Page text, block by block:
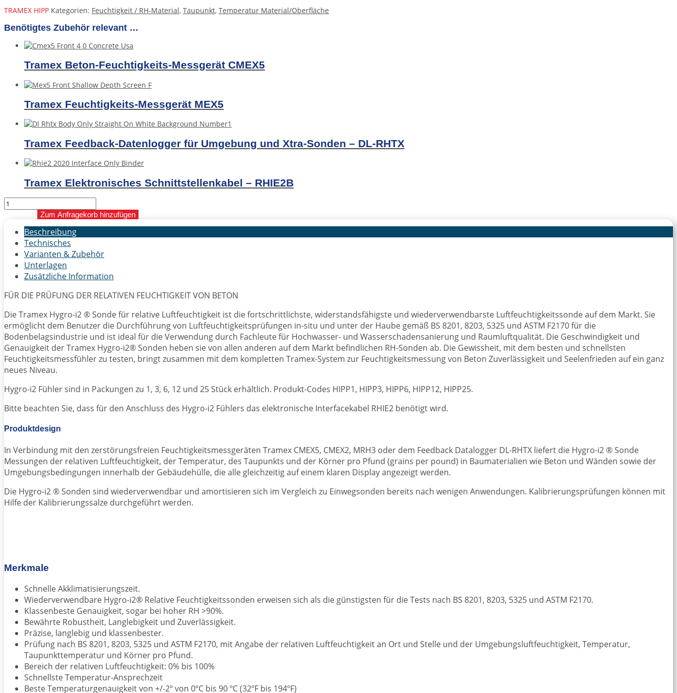
TRAMEX HIPP Kategorien: Feuchtigkeit / RH-Material, Taupunkt, Temperatur Material/Oberfläche
Benötigtes Zubehör relevant …
Tramex Beton-Feuchtigkeits-Messgerät CMEX5
Tramex Feuchtigkeits-Messgerät MEX5
Tramex Feedback-Datenlogger für Umgebung und Xtra-Sonden – DL-RHTX
Tramex Elektronisches Schnittstellenkabel – RHIE2B
Tramex
RH-
Hygro-
i2®
HIPP
Menge
Zum Anfragekorb hinzufügen
Beschreibung
Technisches
Varianten & Zubehör
Unterlagen
Zusätzliche Information
FÜR DIE PRÜFUNG DER RELATIVEN FEUCHTIGKEIT VON BETON
Die Tramex Hygro-i2 ® Sonde für relative Luftfeuchtigkeit ist die fortschrittlichste, widerstandsfähigste und wiederverwendbarste Luftfeuchtigkeitssonde auf dem Markt. Sie
ermöglicht dem Benutzer die Durchführung von Luftfeuchtigkeitsprüfungen in-situ und unter der Haube gemäß BS 8201, 8203, 5325 und ASTM F2170 für die
Bodenbelagsindustrie und ist ideal für die Verwendung durch Fachleute für Hochwasser- und Wasserschadensanierung und Raumluftqualität. Die Geschwindigkeit und
Genauigkeit der Tramex Hygro-i2® Sonden heben sie von allen anderen auf dem Markt befindlichen RH-Sonden ab. Die Gewissheit, mit dem besten und schnellsten
Feuchtigkeitsmessfühler zu testen, bringt zusammen mit dem kompletten Tramex-System zur Feuchtigkeitsmessung von Beton Zuverlässigkeit und Seelenfrieden auf ein ganz
neues Niveau.
Hygro-i2 Fühler sind in Packungen zu 1, 3, 6, 12 und 25 Stück erhältlich. Produkt-Codes HIPP1, HIPP3, HIPP6, HIPP12, HIPP25.
Bitte beachten Sie, dass für den Anschluss des Hygro-i2 Fühlers das elektronische Interfacekabel RHIE2 benötigt wird.
Produktdesign
In Verbindung mit den zerstörungsfreien Feuchtigkeitsmessgeräten Tramex CMEX5, CMEX2, MRH3 oder dem Feedback Datalogger DL-RHTX liefert die Hygro-i2 ® Sonde
Messungen der relativen Luftfeuchtigkeit, der Temperatur, des Taupunkts und der Körner pro Pfund (grains per pound) in Baumaterialien wie Beton und Wänden sowie der
Umgebungsbedingungen innerhalb der Gebäudehülle, die alle gleichzeitig auf einem klaren Display angezeigt werden.
Die Hygro-i2 ® Sonden sind wiederverwendbar und amortisieren sich im Vergleich zu Einwegsonden bereits nach wenigen Anwendungen. Kalibrierungsprüfungen können mit
Hilfe der Kalibrierungssalze durchgeführt werden.
Merkmale
Schnelle Akklimatisierungszeit.
Wiederverwendbare Hygro-i2® Relative Feuchtigkeitssonden erweisen sich als die günstigsten für die Tests nach BS 8201, 8203, 5325 und ASTM F2170.
Klassenbeste Genauigkeit, sogar bei hoher RH >90%.
Bewährte Robustheit, Langlebigkeit und Zuverlässigkeit.
Präzise, langlebig und klassenbester.
Prüfung nach BS 8201, 8203, 5325 und ASTM F2170, mit Angabe der relativen Luftfeuchtigkeit an Ort und Stelle und der Umgebungsluftfeuchtigkeit, Temperatur,
Taupunkttemperatur und Körner pro Pfund.
Bereich der relativen Luftfeuchtigkeit: 0% bis 100%
Schnellste Temperatur-Ansprechzeit
Beste Temperaturgenauigkeit von +/-2º von 0ºC bis 90 ºC (32ºF bis 194ºF)